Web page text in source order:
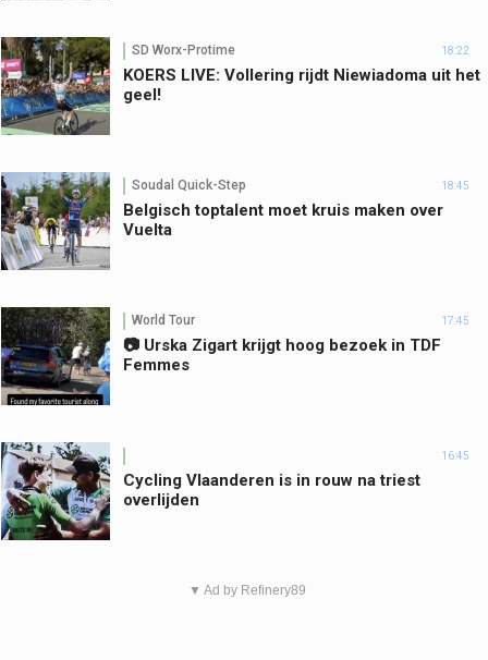
SD Worx-Protime 18:22
KOERS LIVE: Vollering rijdt Niewiadoma uit het
geel!
Soudal Quick-Step 18:45
Belgisch toptalent moet kruis maken over
Vuelta
World Tour 17:45
📷 Urska Zigart krijgt hoog bezoek in TDF
Femmes
16:45
Cycling Vlaanderen is in rouw na triest
overlijden
▼ Ad by Refinery89